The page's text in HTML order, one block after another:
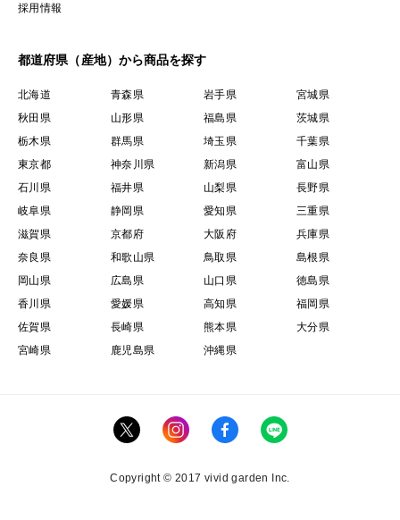
採用情報
都道府県（産地）から商品を探す
北海道 青森県 岩手県
宮城県
秋田県
山形県 福島県
茨城県
栃木県
群馬県 埼玉県
千葉県
東京都
神奈川県 新潟県
富山県
石川県
福井県 山梨県
長野県
岐阜県
静岡県 愛知県
三重県
滋賀県
京都府 大阪府
兵庫県
奈良県
和歌山県 鳥取県
島根県
岡山県
広島県 山口県
徳島県
香川県
愛媛県 高知県
福岡県
佐賀県
長崎県 熊本県
大分県
宮崎県
鹿児島県 沖縄県
Copyright © 2017 vivid garden Inc.